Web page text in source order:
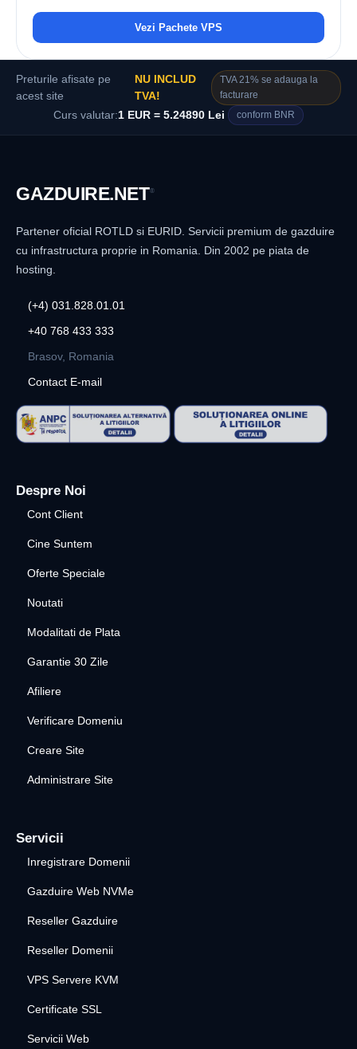
Vezi Pachete VPS
Preturile afisate pe
acest site
NU INCLUD
TVA!
TVA 21% se adauga la
facturare
Curs valutar:1 EUR = 5.24890 Lei conform BNR
GAZDUIRE.NET®
Partener oficial ROTLD si EURID. Servicii premium de gazduire
cu infrastructura proprie in Romania. Din 2002 pe piata de
hosting.
(+4) 031.828.01.01
+40 768 433 333
Brasov, Romania
Contact E-mail
Despre Noi
Cont Client
Cine Suntem
Oferte Speciale
Noutati
Modalitati de Plata
Garantie 30 Zile
Afiliere
Verificare Domeniu
Creare Site
Administrare Site
Servicii
Inregistrare Domenii
Gazduire Web NVMe
Reseller Gazduire
Reseller Domenii
VPS Servere KVM
Certificate SSL
Servicii Web